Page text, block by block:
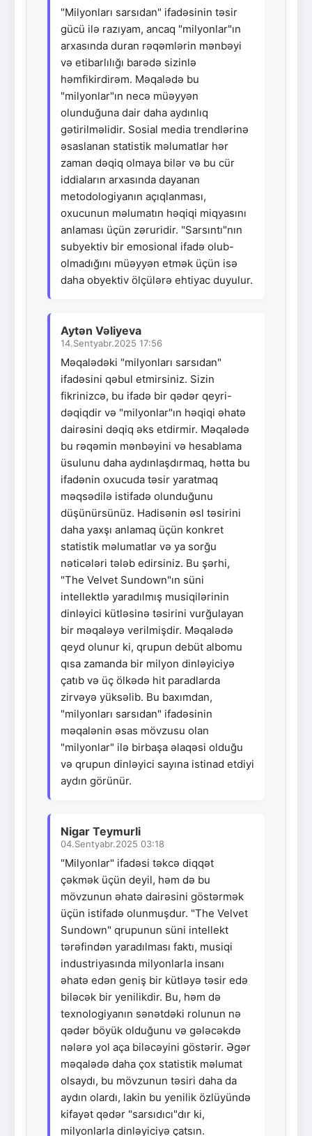
"Milyonları sarsıdan" ifadəsinin təsir
gücü ilə razıyam, ancaq "milyonlar"ın
arxasında duran rəqəmlərin mənbəyi
və etibarlılığı barədə sizinlə
həmfikirdirəm. Məqalədə bu
"milyonlar"ın necə müəyyən
olunduğuna dair daha aydınlıq
gətirilməlidir. Sosial media trendlərinə
əsaslanan statistik məlumatlar hər
zaman dəqiq olmaya bilər və bu cür
iddiaların arxasında dayanan
metodologiyanın açıqlanması,
oxucunun məlumatın həqiqi miqyasını
anlaması üçün zəruridir. "Sarsıntı"nın
subyektiv bir emosional ifadə olub-
olmadığını müəyyən etmək üçün isə
daha obyektiv ölçülərə ehtiyac duyulur.
Aytən Vəliyeva
14.Sentyabr.2025 17:56
Məqalədəki "milyonları sarsıdan"
ifadəsini qəbul etmirsiniz. Sizin
fikrinizcə, bu ifadə bir qədər qeyri-
dəqiqdir və "milyonlar"ın həqiqi əhatə
dairəsini dəqiq əks etdirmir. Məqalədə
bu rəqəmin mənbəyini və hesablama
üsulunu daha aydınlaşdırmaq, hətta bu
ifadənin oxucuda təsir yaratmaq
məqsədilə istifadə olunduğunu
düşünürsünüz. Hadisənin əsl təsirini
daha yaxşı anlamaq üçün konkret
statistik məlumatlar və ya sorğu
nəticələri tələb edirsiniz. Bu şərhi,
"The Velvet Sundown"ın süni
intellektlə yaradılmış musiqilərinin
dinləyici kütləsinə təsirini vurğulayan
bir məqaləyə verilmişdir. Məqalədə
qeyd olunur ki, qrupun debüt albomu
qısa zamanda bir milyon dinləyiciyə
çatıb və üç ölkədə hit paradlarda
zirvəyə yüksəlib. Bu baxımdan,
"milyonları sarsıdan" ifadəsinin
məqalənin əsas mövzusu olan
"milyonlar" ilə birbaşa əlaqəsi olduğu
və qrupun dinləyici sayına istinad etdiyi
aydın görünür.
Nigar Teymurli
04.Sentyabr.2025 03:18
"Milyonlar" ifadəsi təkcə diqqət
çəkmək üçün deyil, həm də bu
mövzunun əhatə dairəsini göstərmək
üçün istifadə olunmuşdur. "The Velvet
Sundown" qrupunun süni intellekt
tərəfindən yaradılması faktı, musiqi
industriyasında milyonlarla insanı
əhatə edən geniş bir kütləyə təsir edə
biləcək bir yenilikdir. Bu, həm də
texnologiyanın sənətdəki rolunun nə
qədər böyük olduğunu və gələcəkdə
nələrə yol aça biləcəyini göstərir. Əgər
məqalədə daha çox statistik məlumat
olsaydı, bu mövzunun təsiri daha da
aydın olardı, lakin bu yenilik özlüyündə
kifayət qədər "sarsıdıcı"dır ki,
milyonlarla dinləyiciyə çatsın.